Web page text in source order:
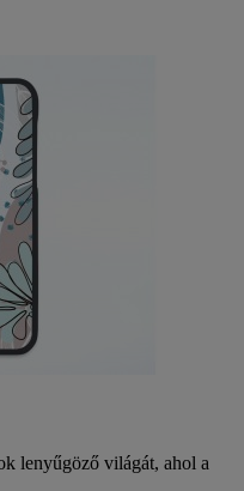
lenyűgöző világát, ahol a